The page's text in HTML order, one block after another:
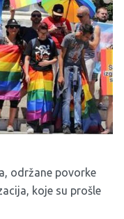
održane povorke
koje su prošle